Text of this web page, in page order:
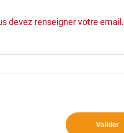
devez renseigner votre email.
Valider